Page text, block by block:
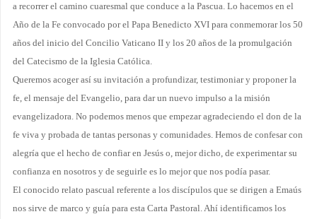
a recorrer el camino cuaresmal que conduce a la Pascua. Lo hacemos en el
Año de la Fe convocado por el Papa Benedicto XVI para conmemorar los 50
años del inicio del Concilio Vaticano II y los 20 años de la promulgación
del Catecismo de la Iglesia Católica.
Queremos acoger así su invitación a profundizar, testimoniar y proponer la
fe, el mensaje del Evangelio, para dar un nuevo impulso a la misión
evangelizadora. No po­demos menos que empezar agradeciendo el don de la
fe viva y probada de tantas per­sonas y comunidades. Hemos de confesar con
alegría que el hecho de confiar en Jesús o, mejor dicho, de experimentar su
confianza en nosotros y de seguirle es lo mejor que nos podía pasar.
El conocido relato pascual referente a los discípulos que se dirigen a Emaús
nos sirve de marco y guía para esta Carta Pastoral. Ahí identificamos los